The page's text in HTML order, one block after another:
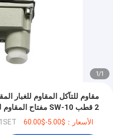
1
/
1
مقاوم للتآكل المقاوم للغبار
2 قطب SW-10 مفتاح المقاوم للمياه IP65
الأسعار：$5.00-$60.00